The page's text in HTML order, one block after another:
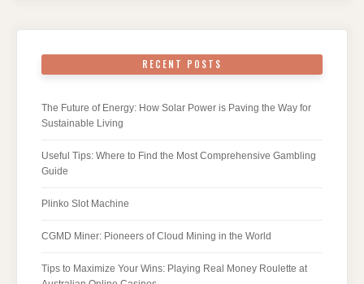
RECENT POSTS
The Future of Energy: How Solar Power is Paving the Way for
Sustainable Living
Useful Tips: Where to Find the Most Comprehensive Gambling
Guide
Plinko Slot Machine
CGMD Miner: Pioneers of Cloud Mining in the World
Tips to Maximize Your Wins: Playing Real Money Roulette at